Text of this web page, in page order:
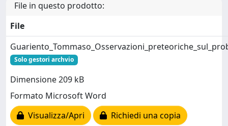
File in questo prodotto:
File
Solo gestori archvio
Dimensione 209 kB
Formato Microsoft Word
Visualizza/Apri
Richiedi una copia